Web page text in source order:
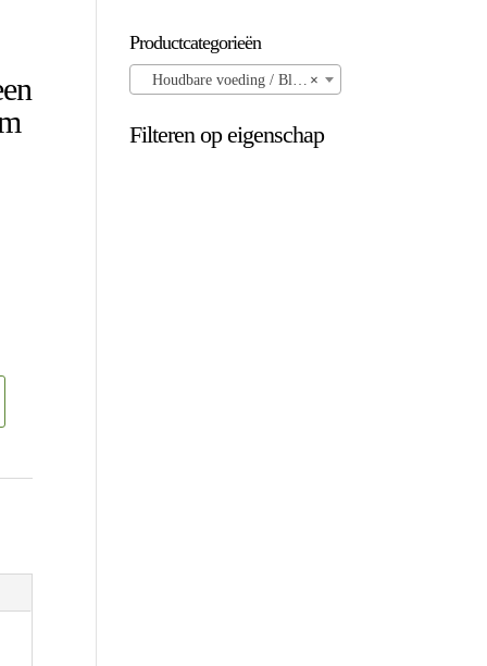
Productcategorieën
×
Houdbare voeding / Blikvoeding
Filteren op eigenschap